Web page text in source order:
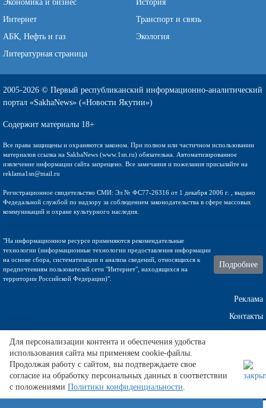
Экономика и бизнес
История
Интернет
Транспорт и связь
АБК, Нефть и газ
Экология
Литературная страница
2005-2026 © Первый республиканский информационно-аналитический
портал «SakhaNews» («Новости Якутии»)
Содержит материалы 18+
Все права защищены и охраняются законом. При полном или частичном использовании
материалов ссылка на SakhaNews (www.1sn.ru) обязательна. Автоматизированное
извлечение информации сайта запрещено. Все замечания и пожелания присылайте на
reklama1sn@mail.ru
Регистрационное свидетельство СМИ: Эл № ФС77-26316 от 1 декабря 2006 г. , выдано
Федедальной службой по надзору за соблюдением законодательства в сфере массовых
коммуникаций и охране культурного наследия.
"На информационном ресурсе применяются рекомендательные
технологии (информационные технологии предоставления информации
на основе сбора, систематизации и анализа сведений, относящихся к
предпочтениям пользователей сети "Интернет", находящихся на
территории Российской Федерации)".
Подробнее
Реклама
Контакты
Техническа поддержка
Любители тенниса часто уточняютатп пекинв дни турниров.
Для персонализации контента и обеспечения удобства
использования сайта мы применяем cookie-файлы.
Продолжая работу с сайтом, вы подтверждаете свое
согласие на обработку персональных данных в соответствии
с положениями Политики конфиденциальности.